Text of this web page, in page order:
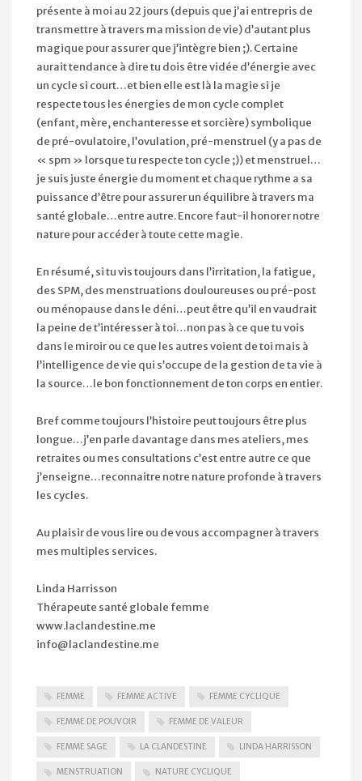
présente à moi au 22 jours (depuis que j’ai entrepris de
transmettre à travers ma mission de vie) d’autant plus
magique pour assurer que j’intègre bien ;). Certaine
aurait tendance à dire tu dois être vidée d’énergie avec
un cycle si court…et bien elle est là la magie si je
respecte tous les énergies de mon cycle complet
(enfant, mère, enchanteresse et sorcière) symbolique
de pré-ovulatoire, l’ovulation, pré-menstruel (y a pas de
« spm » lorsque tu respecte ton cycle ;)) et menstruel…
je suis juste énergie du moment et chaque rythme a sa
puissance d’être pour assurer un équilibre à travers ma
santé globale…entre autre. Encore faut-il honorer notre
nature pour accéder à toute cette magie.
En résumé, si tu vis toujours dans l’irritation, la fatigue,
des SPM, des menstruations douloureuses ou pré-post
ou ménopause dans le déni…peut être qu’il en vaudrait
la peine de t’intéresser à toi…non pas à ce que tu vois
dans le miroir ou ce que les autres voient de toi mais à
l’intelligence de vie qui s’occupe de la gestion de ta vie à
la source…le bon fonctionnement de ton corps en entier.
Bref comme toujours l’histoire peut toujours être plus
longue…j’en parle davantage dans mes ateliers, mes
retraites ou mes consultations c’est entre autre ce que
j’enseigne…reconnaitre notre nature profonde à travers
les cycles.
Au plaisir de vous lire ou de vous accompagner à travers
mes multiples services.
Linda Harrisson
Thérapeute santé globale femme
www.laclandestine.me
info@laclandestine.me
FEMME FEMME ACTIVE FEMME CYCLIQUE
FEMME DE POUVOIR FEMME DE VALEUR
FEMME SAGE LA CLANDESTINE LINDA HARRISSON
MENSTRUATION NATURE CYCLIQUE